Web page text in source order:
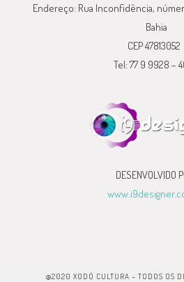
Endereço: Rua Inconfidência,
Bahia
CEP 47813052
Tel: 77 9 9928 –
DESENVOLVIDO
@2020 XODÓ CULTURA – TODOS OS